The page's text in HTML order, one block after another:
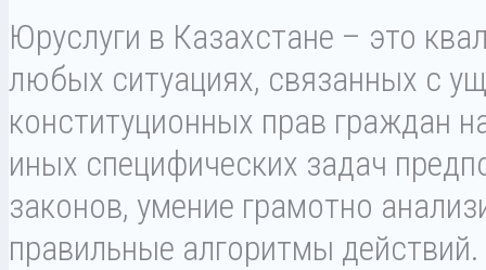
Юруслуги в Казахстане – это
любых ситуациях, связанных с
конституционных прав граждан
иных специфических задач
законов, умение грамотно
правильные алгоритмы